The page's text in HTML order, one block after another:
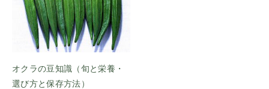
オクラの豆知識（旬と栄養・
選び方と保存方法）